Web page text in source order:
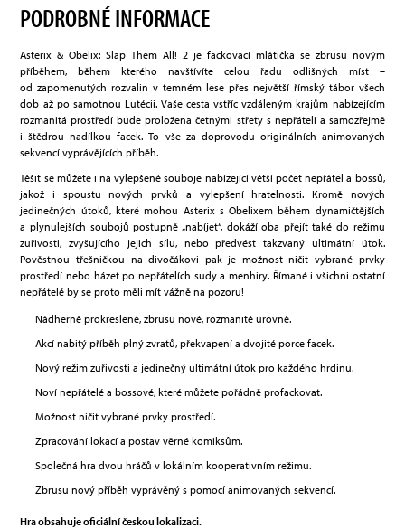
PODROBNÉ INFORMACE
Asterix & Obelix: Slap Them All! 2 je fackovací mlátička se zbrusu novým
příběhem, během kterého navštívíte celou řadu odlišných míst –
od zapomenutých rozvalin v temném lese přes největší římský tábor všech
dob až po samotnou Lutécii. Vaše cesta vstříc vzdáleným krajům nabízejícím
rozmanitá prostředí bude proložena četnými střety s nepřáteli a samozřejmě
i štědrou nadílkou facek. To vše za doprovodu originálních animovaných
sekvencí vyprávějících příběh.
Těšit se můžete i na vylepšené souboje nabízející větší počet nepřátel a bossů,
jakož i spoustu nových prvků a vylepšení hratelnosti. Kromě nových
jedinečných útoků, které mohou Asterix s Obelixem během dynamičtějších
a plynulejších soubojů postupně „nabíjet“, dokáží oba přejít také do režimu
zuřivosti, zvyšujícího jejich sílu, nebo předvést takzvaný ultimátní útok.
Pověstnou třešničkou na divočákovi pak je možnost ničit vybrané prvky
prostředí nebo házet po nepřátelích sudy a menhiry. Římané i všichni ostatní
nepřátelé by se proto měli mít vážně na pozoru!
Nádherně prokreslené, zbrusu nové, rozmanité úrovně.
Akcí nabitý příběh plný zvratů, překvapení a dvojité porce facek.
Nový režim zuřivosti a jedinečný ultimátní útok pro každého hrdinu.
Noví nepřátelé a bossové, které můžete pořádně profackovat.
Možnost ničit vybrané prvky prostředí.
Zpracování lokací a postav věrné komiksům.
Společná hra dvou hráčů v lokálním kooperativním režimu.
Zbrusu nový příběh vyprávěný s pomocí animovaných sekvencí.
Hra obsahuje oficiální českou lokalizaci.